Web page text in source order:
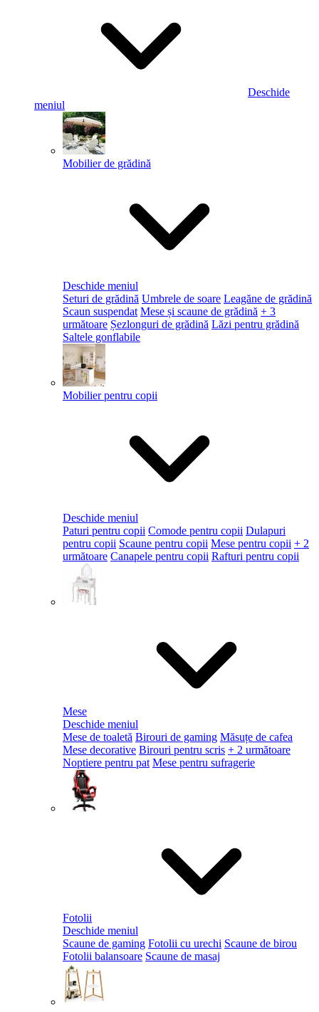
Deschide
meniul
Mobilier de grădină
Deschide meniul
Seturi de grădină Umbrele de soare Leagăne de grădină
Scaun suspendat Mese și scaune de grădină + 3
următoare Șezlonguri de grădină Lăzi pentru grădină
Saltele gonflabile
Mobilier pentru copii
Deschide meniul
Paturi pentru copii Comode pentru copii Dulapuri
pentru copii Scaune pentru copii Mese pentru copii + 2
următoare Canapele pentru copii Rafturi pentru copii
Mese
Deschide meniul
Mese de toaletă Birouri de gaming Măsuțe de cafea
Mese decorative Birouri pentru scris + 2 următoare
Noptiere pentru pat Mese pentru sufragerie
Fotolii
Deschide meniul
Scaune de gaming Fotolii cu urechi Scaune de birou
Fotolii balansoare Scaune de masaj